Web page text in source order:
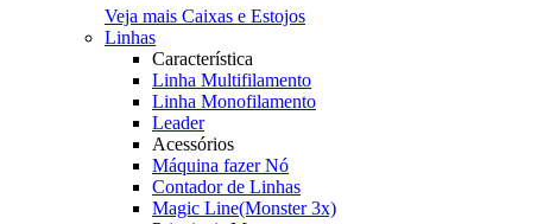
Veja mais Caixas e Estojos
Linhas
Característica
Linha Multifilamento
Linha Monofilamento
Leader
Acessórios
Máquina fazer Nó
Contador de Linhas
Magic Line(Monster 3x)